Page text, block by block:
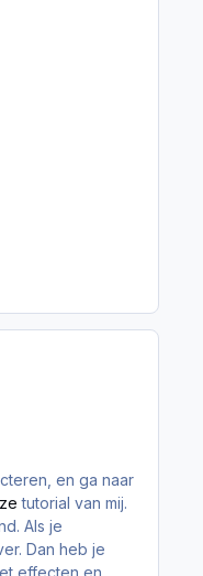
en ga naar
tutorial van mij.
Als je
Dan heb je
effecten en